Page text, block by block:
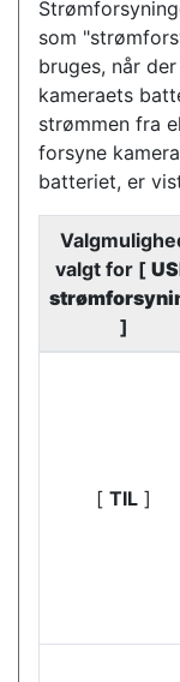
som
bruges, når
kameraets
strømmen fra
forsyne
batteriet, er
valgt for [
]
[ TIL ]